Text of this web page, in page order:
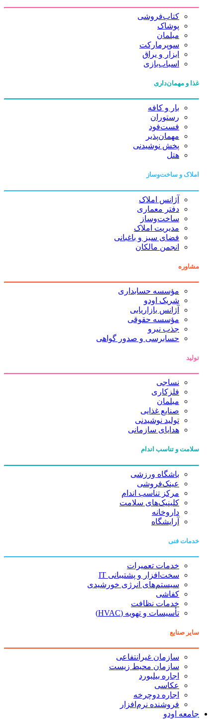
کتاب‌فروشی
پوشاک
مبلمان
سوپرمارکت
ابزار و یراق
اسباب‌بازی
غذا و مهمان‌داری
بار و کافه
رستوران
فست‌فود
مهمان‌پذیر
پخش نوشیدنی
هتل
املاک و ساخت‌وساز
آژانس املاک
دفتر معماری
ساخت‌وساز
مدیریت املاک
فضای سبز و باغبانی
انجمن مالکان
مشاوره
مؤسسه حسابداری
شریک اودو
آژانس بازاریابی
مؤسسه حقوقی
جذب نیرو
حسابرسی و صدور گواهی
تولید
نساجی
فلزکاری
مبلمان
صنایع غذایی
تولید نوشیدنی
هدایای سازمانی
سلامت و تناسب اندام
باشگاه ورزشی
عینک‌فروشی
مرکز تناسب اندام
کلینیک‌های سلامت
داروخانه
آرایشگاه
خدمات فنی
خدمات تعمیرات
سخت‌افزار و پشتیبانی IT
سیستم‌های انرژی خورشیدی
کفاشی
خدمات نظافت
تأسیسات و تهویه (HVAC)
سایر صنایع
سازمان غیرانتفاعی
سازمان محیط زیست
اجاره بیلبورد
عکاسی
اجاره دوچرخه
فروشنده نرم‌افزار
جامعه اودو